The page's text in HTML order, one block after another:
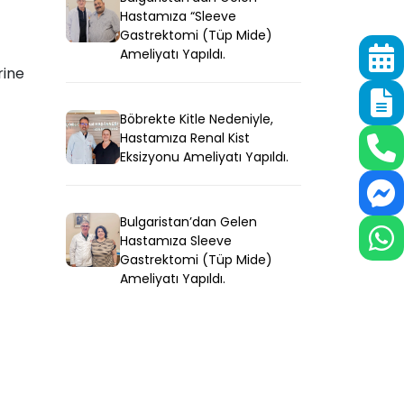
Hastamıza “Sleeve
Gastrektomi (Tüp Mide)
Ameliyatı Yapıldı.
Böbrekte Kitle Nedeniyle,
Hastamıza Renal Kist
Eksizyonu Ameliyatı Yapıldı.
Bulgaristan’dan Gelen
Hastamıza Sleeve
Gastrektomi (Tüp Mide)
Ameliyatı Yapıldı.